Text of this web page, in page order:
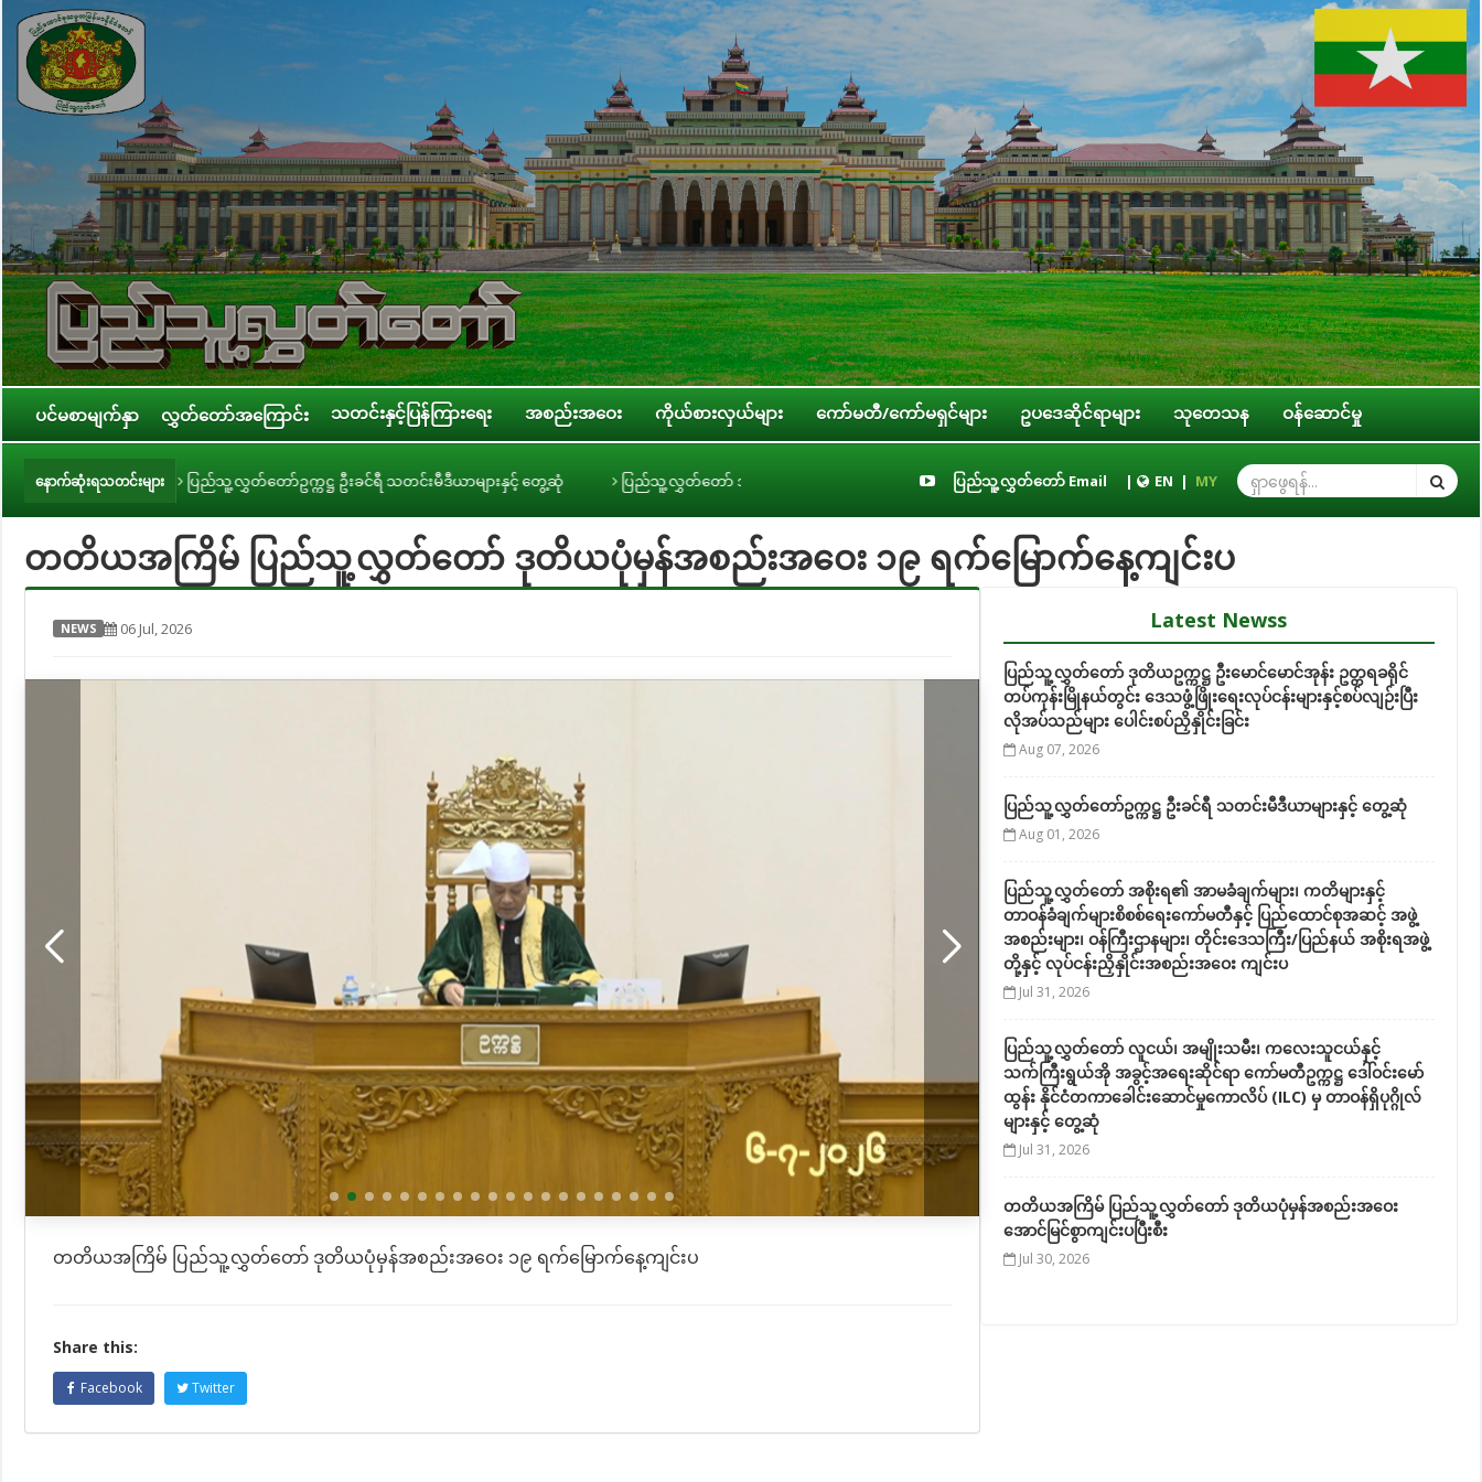
ပင်မစာမျက်နှာ လွှတ်တော်အကြောင်း သတင်းနှင့်ပြန်ကြားရေး အစည်းအဝေး ကိုယ်စားလှယ်များ ကော်မတီ/ကော်မရှင်များ ဥပဒေဆိုင်ရာများ သုတေသန ဝန်ဆောင်မှု
နောက်ဆုံးရသတင်းများ
ပြည်သူ့လွှတ်တော်ဥက္ကဋ္ဌ ဦးခင်ရီ သတင်းမီဒီယာများနှင့် တွေ့ဆုံ ပြည်သူ့လွှတ်တော် အစိုးရ၏ အာမခံချက်များ၊ ကတိများနှင့် တာဝန်ခံချက်များစိစစ်ရေးကော်မတီနှင့် ပြည်ထောင်စုအဆင့် အဖွဲ့အစည်းများ၊ ဝန်ကြီးဌာနများ၊
ပြည်သူ့လွှတ်တော် Email | EN | MY
တတိယအကြိမ် ပြည်သူ့လွှတ်တော် ဒုတိယပုံမှန်အစည်းအဝေး ၁၉ ရက်မြောက်နေ့ကျင်းပ
NEWS 06 Jul, 2026
တတိယအကြိမ် ပြည်သူ့လွှတ်တော် ဒုတိယပုံမှန်အစည်းအဝေး ၁၉ ရက်မြောက်နေ့ကျင်းပ
Share this:
Facebook Twitter
Latest Newss
ပြည်သူ့လွှတ်တော် ဒုတိယဥက္ကဋ္ဌ ဦးမောင်မောင်အုန်း ဥတ္တရခရိုင်
တပ်ကုန်းမြိုနယ်တွင်း ဒေသဖွံ့ဖြိုးရေးလုပ်ငန်းများနှင့်စပ်လျဉ်းပြီး
လိုအပ်သည်များ ပေါင်းစပ်ညှိနှိုင်းခြင်း
Aug 07, 2026
ပြည်သူ့လွှတ်တော်ဥက္ကဋ္ဌ ဦးခင်ရီ သတင်းမီဒီယာများနှင့် တွေ့ဆုံ
Aug 01, 2026
ပြည်သူ့လွှတ်တော် အစိုးရ၏ အာမခံချက်များ၊ ကတိများနှင့်
တာဝန်ခံချက်များစိစစ်ရေးကော်မတီနှင့် ပြည်ထောင်စုအဆင့် အဖွဲ့
အစည်းများ၊ ဝန်ကြီးဌာနများ၊ တိုင်းဒေသကြီး/ပြည်နယ် အစိုးရအဖွဲ့
တို့နှင့် လုပ်ငန်းညှိနှိုင်းအစည်းအဝေး ကျင်းပ
Jul 31, 2026
ပြည်သူ့လွှတ်တော် လူငယ်၊ အမျိုးသမီး၊ ကလေးသူငယ်နှင့်
သက်ကြီးရွယ်အို အခွင့်အရေးဆိုင်ရာ ကော်မတီဥက္ကဋ္ဌ ဒေါ်ဝင်းမော်
ထွန်း နိုင်ငံတကာခေါင်းဆောင်မှုကောလိပ် (ILC) မှ တာဝန်ရှိပုဂ္ဂိုလ်
များနှင့် တွေ့ဆုံ
Jul 31, 2026
တတိယအကြိမ် ပြည်သူ့လွှတ်တော် ဒုတိယပုံမှန်အစည်းအဝေး
အောင်မြင်စွာကျင်းပပြီးစီး
Jul 30, 2026